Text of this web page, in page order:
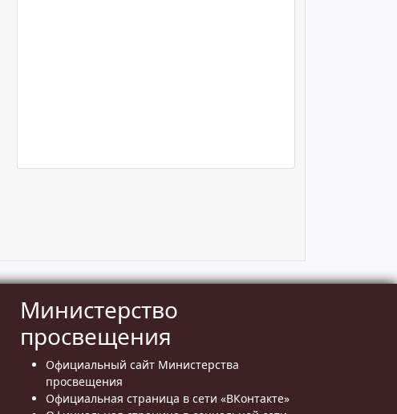
Министерство
просвещения
Официальный сайт Министерства
просвещения
Официальная страница в сети «ВКонтакте»